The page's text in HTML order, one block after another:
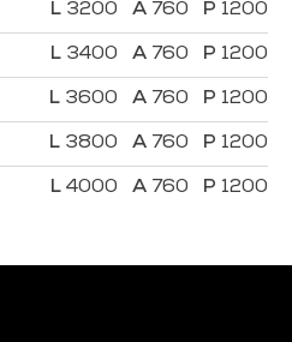
3200 760 1200
3400 760 1200
3600 760 1200
3800 760 1200
4000 760 1200